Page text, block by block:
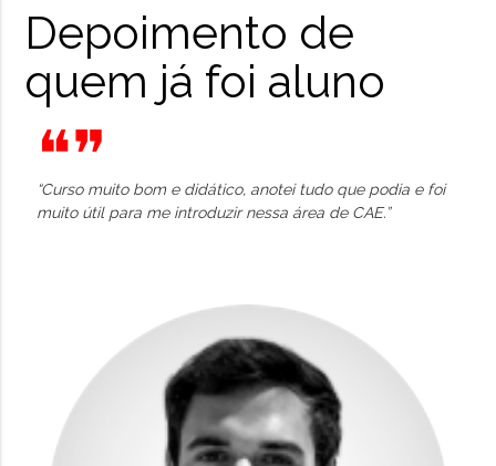
Depoimento de
quem já foi aluno
❝❞
“Curso muito bom e didático, anotei tudo que podia e foi
muito útil para me introduzir nessa área de CAE.”